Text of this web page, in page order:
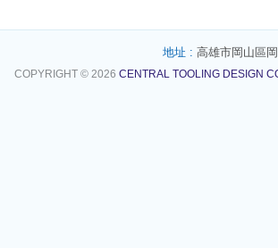
地址 : 高雄市岡山區
COPYRIGHT © 2026 CENTRAL TOOLING DESIGN